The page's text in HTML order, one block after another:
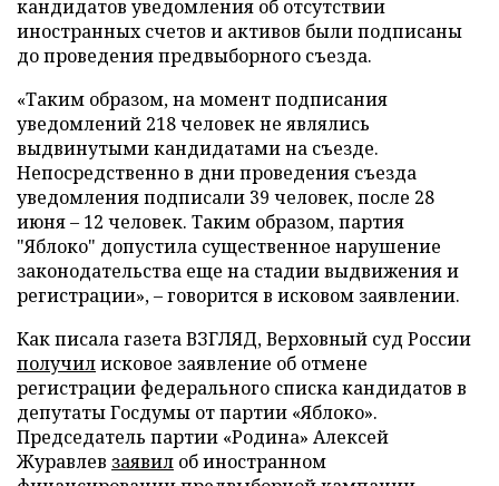
кандидатов уведомления об отсутствии
иностранных счетов и активов были подписаны
до проведения предвыборного съезда.
«Таким образом, на момент подписания
уведомлений 218 человек не являлись
выдвинутыми кандидатами на съезде.
Непосредственно в дни проведения съезда
уведомления подписали 39 человек, после 28
июня – 12 человек. Таким образом, партия
"Яблоко" допустила существенное нарушение
законодательства еще на стадии выдвижения и
регистрации», – говорится в исковом заявлении.
Как писала газета ВЗГЛЯД, Верховный суд России
получилисковое заявление об отмене
регистрации федерального списка кандидатов в
депутаты Госдумы от партии «Яблоко».
Председатель партии «Родина» Алексей
Журавлев заявил об иностранном